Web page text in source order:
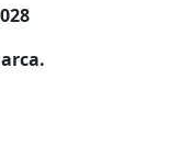
millones para
Rey destina